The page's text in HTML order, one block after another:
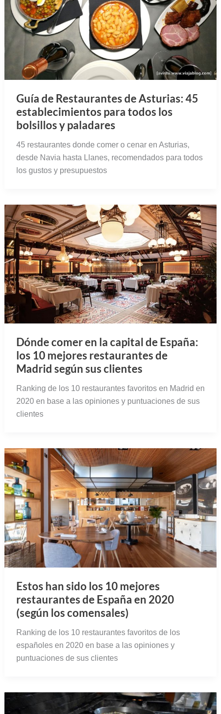
Guía de Restaurantes de Asturias: 45
establecimientos para todos los
bolsillos y paladares
45 restaurantes donde comer o cenar en Asturias,
desde Navia hasta Llanes, recomendados para todos
los gustos y presupuestos
Dónde comer en la capital de España:
los 10 mejores restaurantes de
Madrid según sus clientes
Ranking de los 10 restaurantes favoritos en Madrid en
2020 en base a las opiniones y puntuaciones de sus
clientes
Estos han sido los 10 mejores
restaurantes de España en 2020
(según los comensales)
Ranking de los 10 restaurantes favoritos de los
españoles en 2020 en base a las opiniones y
puntuaciones de sus clientes